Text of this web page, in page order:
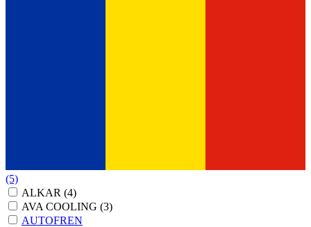
(5)
ALKAR (4)
AVA COOLING (3)
AUTOFREN